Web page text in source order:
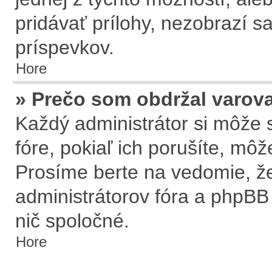
pridávať prílohy, nezobrazí
príspevkov.
Hore
» Prečo som obdržal
Každý administrátor si
fóre, pokiaľ ich porušíte,
Prosíme berte na vedomie,
administrátorov fóra a
nič spoločné.
Hore